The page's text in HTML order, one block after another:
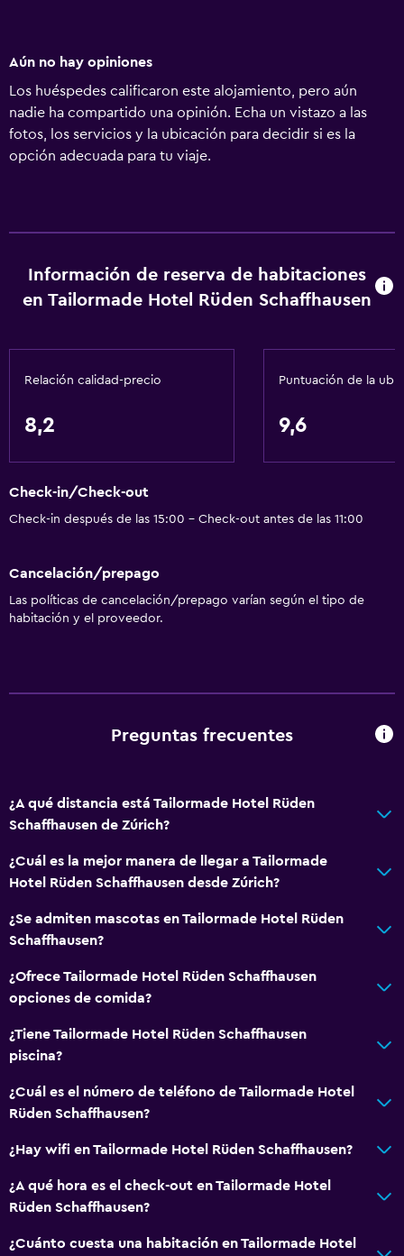
Aún no hay opiniones
Los huéspedes calificaron este alojamiento, pero aún
nadie ha compartido una opinión. Echa un vistazo a las
fotos, los servicios y la ubicación para decidir si es la
opción adecuada para tu viaje.
Información de reserva de habitaciones
en Tailormade Hotel Rüden Schaffhausen
Relación calidad-precio
8,2
Puntuación de la
9,6
Check-in/Check-out
Check-in después de las 15:00 - Check-out antes de las 11:00
Cancelación/prepago
Las políticas de cancelación/prepago varían según el tipo de
habitación y el proveedor.
Preguntas frecuentes
¿A qué distancia está Tailormade Hotel Rüden
Schaffhausen de Zúrich?
¿Cuál es la mejor manera de llegar a Tailormade
Hotel Rüden Schaffhausen desde Zúrich?
¿Se admiten mascotas en Tailormade Hotel Rüden
Schaffhausen?
¿Ofrece Tailormade Hotel Rüden Schaffhausen
opciones de comida?
¿Tiene Tailormade Hotel Rüden Schaffhausen
piscina?
¿Cuál es el número de teléfono de Tailormade Hotel
Rüden Schaffhausen?
¿Hay wifi en Tailormade Hotel Rüden Schaffhausen?
¿A qué hora es el check-out en Tailormade Hotel
Rüden Schaffhausen?
¿Cuánto cuesta una habitación en Tailormade Hotel